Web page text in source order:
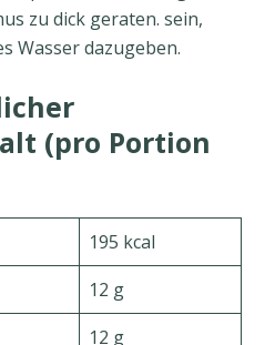
zu dick geraten. sein,
Wasser dazugeben.
(pro Portion
195 kcal
12 g
12 g